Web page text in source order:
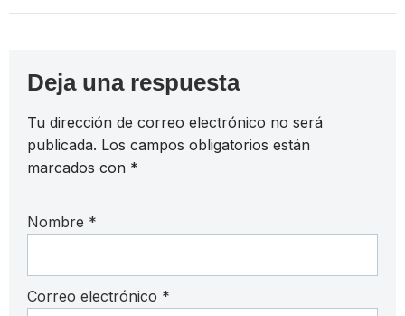
Deja una respuesta
Tu dirección de correo electrónico no será
publicada. Los campos obligatorios están
marcados con *
Nombre *
Correo electrónico *